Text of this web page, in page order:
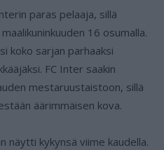
paras pelaaja, sillä
16 osumalla.
koko sarjan parhaaksi
FC Inter saakin
mestaruustaistoon, sillä
äärimmäisen kova.
näytti kykynsä viime kaudella.